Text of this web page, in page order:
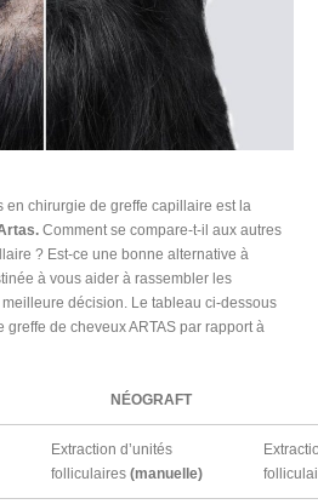
en chirurgie de greffe capillaire est la
Comment se compare-t-il aux autres
? Est-ce une bonne alternative à
à vous aider à rassembler les
décision. Le tableau ci-dessous
greffe de cheveux ARTAS par rapport à
NÉOGRAFT
Extraction d’unités
folliculaires (manuelle)